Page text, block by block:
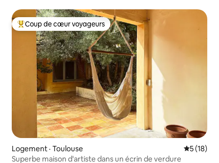
Coup de cœur voyageurs parmi les plus aimés
Coup de cœur voyageurs
Logement · Toulouse Note
5 (18)
Superbe maison d'artiste dans un écrin de verdure